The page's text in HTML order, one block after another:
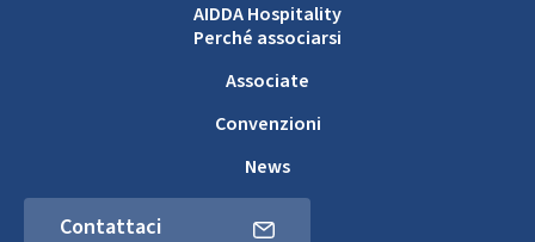
AIDDA Hospitality
Perché associarsi
Associate
Convenzioni
News
Contattaci